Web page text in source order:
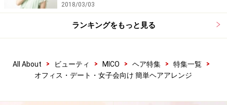
2018/03/03
ランキングをもっと見る
All About > ビューティ > MICO > ヘア特集 > 特集一覧
>
オフィス・デート・女子会向け 簡単ヘアアレンジ